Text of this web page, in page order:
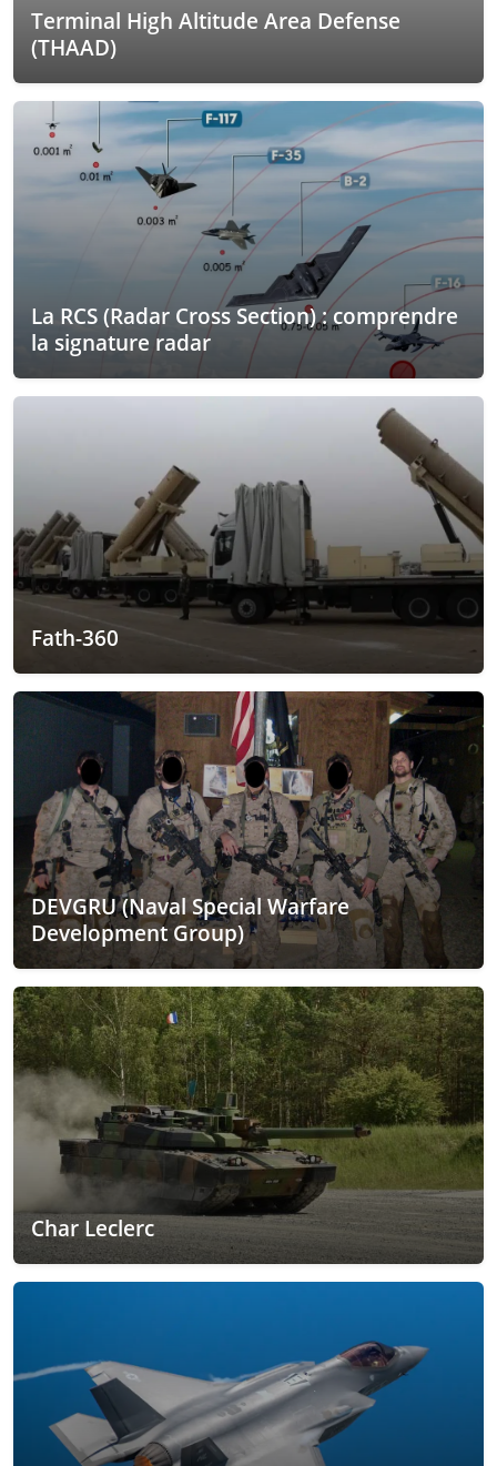
Terminal High Altitude Area Defense
(THAAD)
La RCS (Radar Cross Section) : comprendre
la signature radar
Fath-360
DEVGRU (Naval Special Warfare
Development Group)
Char Leclerc